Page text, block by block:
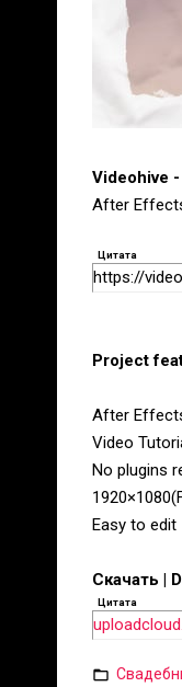
Videohive
After
Цитата
https://
Project
After
Video
No plugins
Easy to edit
Скачать |
Цитата